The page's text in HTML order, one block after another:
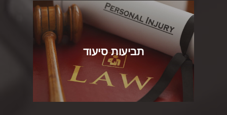
תביעות סיעוד